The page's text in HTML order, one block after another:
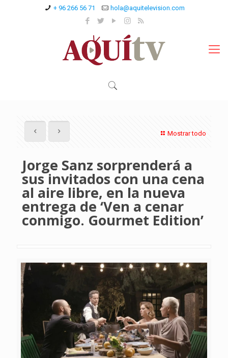
+ 96 266 56 71 hola@aquitelevision.com
Mostrar todo
Jorge Sanz sorprenderá a
sus invitados con una cena
al aire libre, en la nueva
entrega de ‘Ven a cenar
conmigo. Gourmet Edition’